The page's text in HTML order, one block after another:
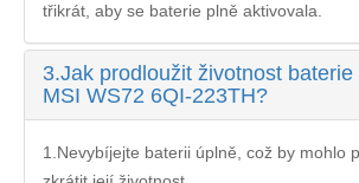
třikrát, aby se baterie plně aktivovala.
3.Jak prodloužit životnost
MSI WS72 6QI-223TH?
1.Nevybíjejte baterii úplně, což by mohlo